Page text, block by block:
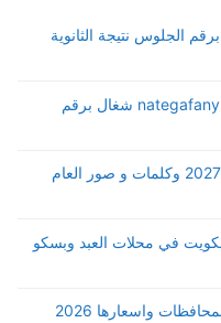
معرفة نتيجة الصف الثالث الثانوي 2026 برقم الجلوس نتيجة الثانوية
رابط نتيجة الدبلومات الفنية 2026 nategafany.emis شغال برقم
رسائل تهنئة رأس السنة الهجرية 1448- 2027 وكلمات و صور العام
2026 وعلب البسكويت في محلات العبد وبسكو
اجمل أماكن خروجة العيد في القاهرة والمحافظات واسعارها 2026